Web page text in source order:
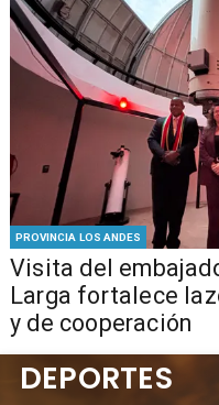
PROVINCIA LOS ANDES
​Visita del
Larga fortalece
y de cooperación
DEPORTES